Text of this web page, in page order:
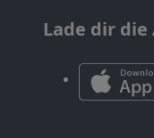
Lade dir